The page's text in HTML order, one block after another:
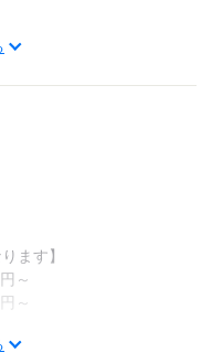
ど）
します！
方も大歓迎！
ます】
～
～